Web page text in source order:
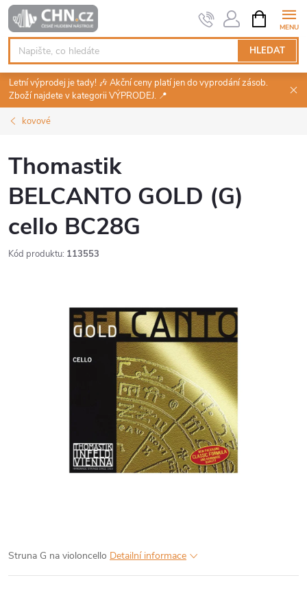
Přejít
na
obsah
HLEDAT
NÁKUPNÍ
KOŠÍK
Letní výprodej je tady! 🎶 Akční ceny platí jen do vyprodání zásob.
Zboží najdete v kategorii VÝPRODEJ. 📍
kovové
Thomastik
BELCANTO GOLD (G)
cello BC28G
Kód produktu: 113553
Struna G na violoncello Detailní informace